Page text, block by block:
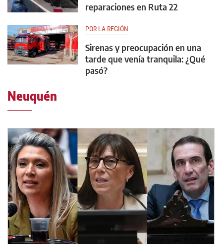
reparaciones en Ruta 22
POR LA REGIÓN
Sirenas y preocupación en una
tarde que venía tranquila: ¿Qué
pasó?
Neuquén